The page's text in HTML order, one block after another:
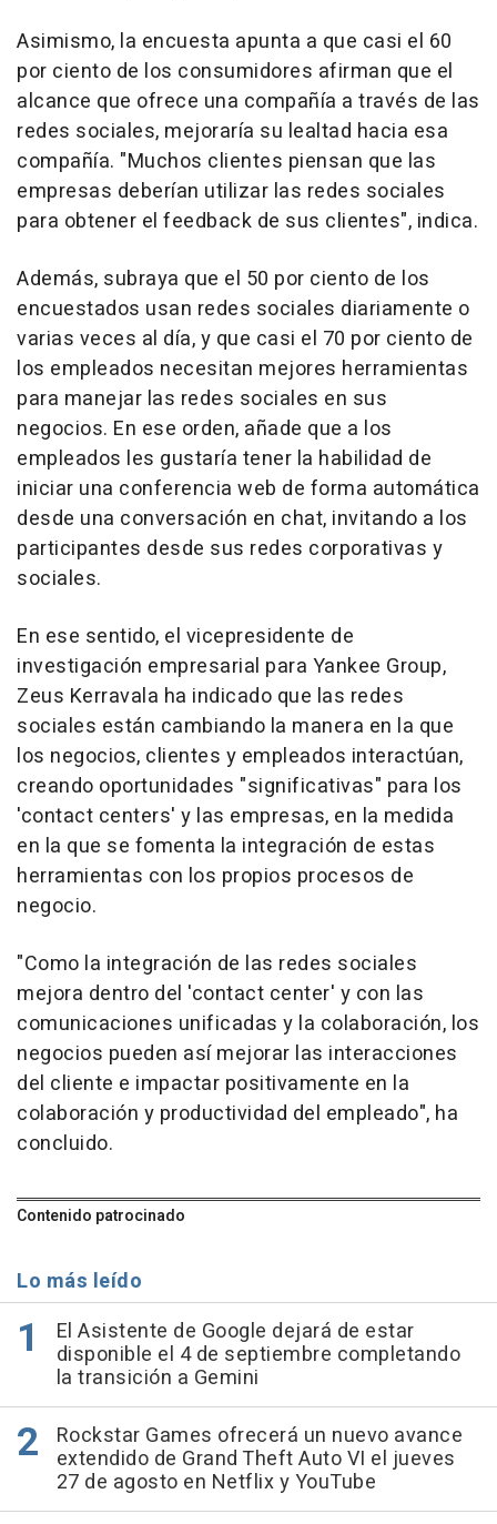
Asimismo, la encuesta apunta a que casi el 60
por ciento de los consumidores afirman que el
alcance que ofrece una compañía a través de las
redes sociales, mejoraría su lealtad hacia esa
compañía. "Muchos clientes piensan que las
empresas deberían utilizar las redes sociales
para obtener el feedback de sus clientes", indica.
Además, subraya que el 50 por ciento de los
encuestados usan redes sociales diariamente o
varias veces al día, y que casi el 70 por ciento de
los empleados necesitan mejores herramientas
para manejar las redes sociales en sus
negocios. En ese orden, añade que a los
empleados les gustaría tener la habilidad de
iniciar una conferencia web de forma automática
desde una conversación en chat, invitando a los
participantes desde sus redes corporativas y
sociales.
En ese sentido, el vicepresidente de
investigación empresarial para Yankee Group,
Zeus Kerravala ha indicado que las redes
sociales están cambiando la manera en la que
los negocios, clientes y empleados interactúan,
creando oportunidades "significativas" para los
'contact centers' y las empresas, en la medida
en la que se fomenta la integración de estas
herramientas con los propios procesos de
negocio.
"Como la integración de las redes sociales
mejora dentro del 'contact center' y con las
comunicaciones unificadas y la colaboración, los
negocios pueden así mejorar las interacciones
del cliente e impactar positivamente en la
colaboración y productividad del empleado", ha
concluido.
Contenido patrocinado
Lo más leído
El Asistente de Google dejará de estar
disponible el 4 de septiembre completando
la transición a Gemini
Rockstar Games ofrecerá un nuevo avance
extendido de Grand Theft Auto VI el jueves
27 de agosto en Netflix y YouTube